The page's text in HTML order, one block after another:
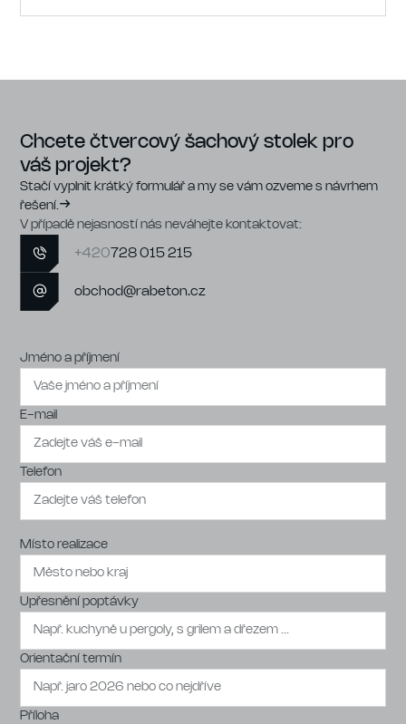
Chcete čtvercový šachový stolek pro
váš projekt?
Stačí vyplnit krátký formulář a my se vám ozveme s návrhem
řešení.
V případě nejasností nás neváhejte kontaktovat:
+420 728 015 215
obchod@rabeton.cz
Jméno a příjmení
E-mail
Telefon
Místo realizace
Upřesnění poptávky
Orientační termín
Příloha